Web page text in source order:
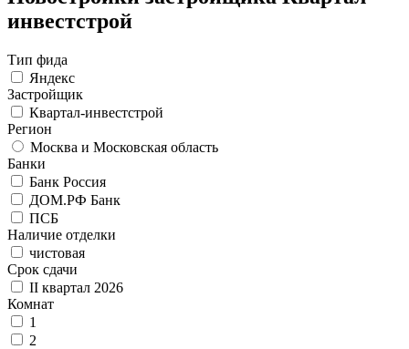
инвестстрой
Тип фида
Яндекс
Застройщик
Квартал-инвестстрой
Регион
Москва и Московская область
Банки
Банк Россия
ДОМ.РФ Банк
ПСБ
Наличие отделки
чистовая
Срок сдачи
II квартал 2026
Комнат
1
2